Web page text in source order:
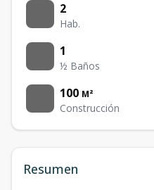
2
Hab.
1
½ Baños
100 M²
Construcción
Resumen